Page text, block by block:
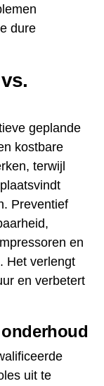
dure
geplande
kostbare
terwijl
Preventief
en
Het verlengt
en verbetert
uit te